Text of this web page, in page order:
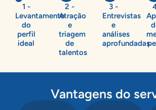
1 -
Levantamento
do
perfil
ideal
2 -
Atração
e
triagem
de
talentos
3 -
Entrevistas
e
análises
aprofundadas
Vantagens do